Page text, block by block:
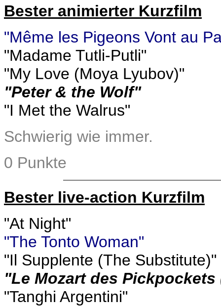
Bester animierter Kurzfilm
"Même les Pigeons Vont au
"Madame Tutli-Putli"
"My Love (Moya Lyubov)"
"Peter & the Wolf"
"I Met the Walrus"
Schwierig wie immer.
0 Punkte
Bester live-action Kurzfilm
"At Night"
"The Tonto Woman"
"Il Supplente (The Substitute)"
"Le Mozart des
"Tanghi Argentini"